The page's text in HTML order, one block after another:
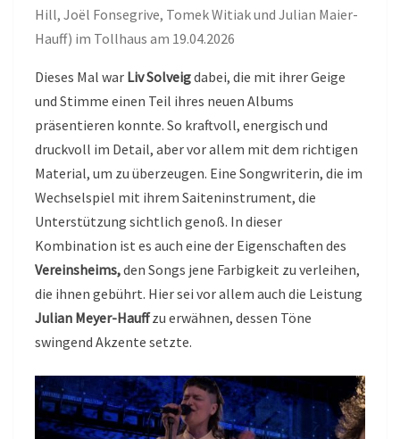
Hill, Joël Fonsegrive, Tomek Witiak und Julian Maier-
Hauff) im Tollhaus am 19.04.2026
Dieses Mal war Liv Solveigdabei, die mit ihrer Geige
und Stimme einen Teil ihres neuen Albums
präsentieren konnte. So kraftvoll, energisch und
druckvoll im Detail, aber vor allem mit dem richtigen
Material, um zu überzeugen. Eine Songwriterin, die im
Wechselspiel mit ihrem Saiteninstrument, die
Unterstützung sichtlich genoß. In dieser
Kombination ist es auch eine der Eigenschaften des
Vereinsheims,den Songs jene Farbigkeit zu verleihen,
die ihnen gebührt. Hier sei vor allem auch die Leistung
Julian Meyer-Hauffzu erwähnen, dessen Töne
swingend Akzente setzte.